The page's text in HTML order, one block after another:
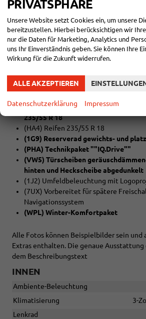
(EM3) Aufmerksamkeits- und
Fahrerbeobachtungskamera
(3S1) Dachreling schwarz
(3GG) Gepäckraumboden in 2 Höhen
(8VJ) 3D-LED-Rückleuchten
(Q2J) Komfortsitze vorn
(PJN) Napoli 7,5 J x 18 in Schwarz /
235/55 R 18
(HA4) Reifen 235/55 R 18
(1G9) Reserverad gewichts- und
(PHA) Technikpaket ""IQ.Drive""
(VW5) Türscheiben
hinten und Heckscheibe abgedunkelt
(1J2) Umfeldbeleuchtung mit
(7UX) Vorbereitet für spätere
Navigationssystem
(WPL) Winter-Komfortpaket
Alle Fotos können Beispielbilder sein
Extras enthalten. Die genaue
dem Beschreibungstext
INNEN
Ambiente-Beleuchtung
Klimatisierung
3-
Lenkrad
PRIVATSPHÄRE
Unsere Website setzt Cookies ein, um unsere
bereitzustellen. Hierbei berücksichtigen wir
nur die Daten für Marketing, Analytics und
uns Ihr Einverständnis geben. Sie können Ihre
Wirkung für die Zukunft widerrufen.
ALLE AKZEPTIEREN
Datenschutzerklärung Impressum